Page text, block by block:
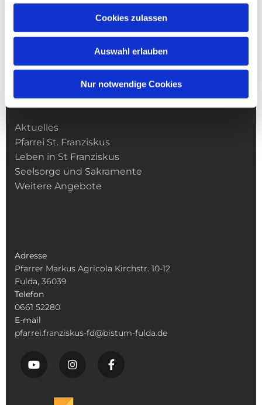
Cookies zulassen
Auswahl erlauben
Nur notwendige Cookies
Kirchengemeinde­­ St. Franziskus
Aktuelles
Pfarrei St. Franziskus
Leben in St Franziskus
Seelsorge und Sakramente
Weitere Angebote
Adresse
Pfarrer Markus Agricola Kirchstr. 10-12
Fulda, 36039
Telefon
0661 52280
E-mail
pfarrei.franziskus-fd@bistum-fulda.de